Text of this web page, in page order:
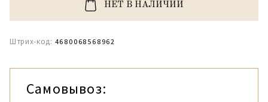
НЕТ В НАЛИЧИИ
Штрих-код: 4680068568962
Самовывоз: